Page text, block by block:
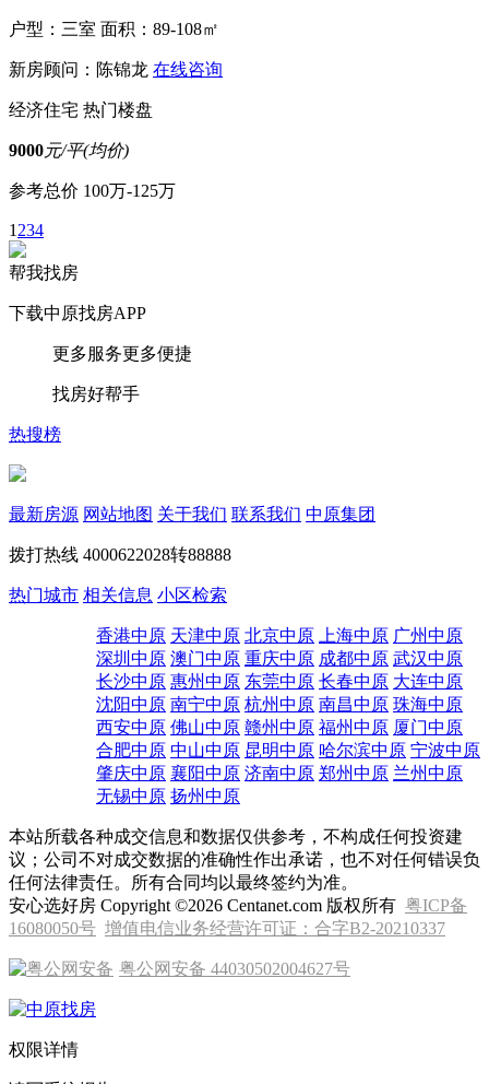
户型：三室 面积：89-108㎡
新房顾问：陈锦龙 在线咨询
经济住宅 热门楼盘
9000元/平(均价)
参考总价 100万-125万
1234
帮我找房
下载中原找房APP
更多服务更多便捷
找房好帮手
热搜榜
最新房源 网站地图 关于我们 联系我们 中原集团
拨打热线 4000622028转88888
热门城市 相关信息 小区检索
香港中原 天津中原 北京中原 上海中原 广州中原
深圳中原 澳门中原 重庆中原 成都中原 武汉中原
长沙中原 惠州中原 东莞中原 长春中原 大连中原
沈阳中原 南宁中原 杭州中原 南昌中原 珠海中原
西安中原 佛山中原 赣州中原 福州中原 厦门中原
合肥中原 中山中原 昆明中原 哈尔滨中原 宁波中原
肇庆中原 襄阳中原 济南中原 郑州中原 兰州中原
无锡中原 扬州中原
本站所载各种成交信息和数据仅供参考，不构成任何投资建
议；公司不对成交数据的准确性作出承诺，也不对任何错误负
任何法律责任。所有合同均以最终签约为准。
安心选好房 Copyright ©2026 Centanet.com 版权所有 粤ICP备
16080050号 增值电信业务经营许可证：合字B2-20210337
粤公网安备 44030502004627号
权限详情